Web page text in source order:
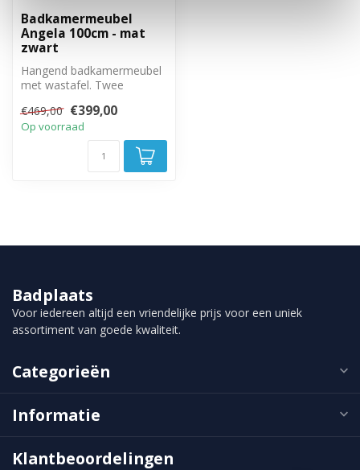
Badkamermeubel
Angela 100cm - mat
zwart
Hangend badkamermeubel
met wastafel. Twee
close sluitin...
€469,00 €399,00
Op voorraad
Badplaats
Voor iedereen altijd een vriendelijke prijs voor een uniek
assortiment van goede kwaliteit.
Categorieën
Informatie
Klantbeoordelingen